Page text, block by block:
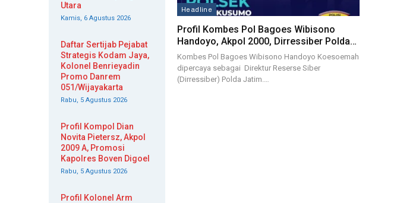
Headline
Profil Kombes Pol Bagoes Wibisono
Handoyo, Akpol 2000, Dirressiber Polda…
Kombes Pol Bagoes Wibisono Handoyo Koesoemah
dipercaya sebagai Direktur Reserse Siber
(Dirressiber) Polda Jatim.…
Utara
Kamis, 6 Agustus 2026
Daftar Sertijab Pejabat
Strategis Kodam Jaya,
Kolonel Benrieyadin
Promo Danrem
051/Wijayakarta
Rabu, 5 Agustus 2026
Profil Kompol Dian
Novita Pietersz, Akpol
2009 A, Promosi
Kapolres Boven Digoel
Rabu, 5 Agustus 2026
Profil Kolonel Arm